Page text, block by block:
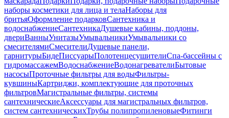
наборы косметики для лица и телаНаборы для
бритьяОформление подарковСантехника и
водоснабжениеСантехникаДушевые кабины, поддоны,
двериВанныУнитазыУмывальникиУмывальники со
смесителямиСмесителиДушевые панели,
гарнитурыБидеПиссуарыПолотенцесушителиСпа-бассейны с
гидромассажемВодоснабжениеВодонагревателиБытовые
насосыПроточные фильтры для водыФильтры-
кувшиныКартриджи, комплектующие для проточных
фильтровМагистральные фильтры, системы
сантехническиеАксессуары для магистральных фильтров,
систем сантехническихТрубы полипропиленовыеФитинги